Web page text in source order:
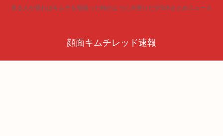
見る人が見ればキムチを頬張った時のように火照りだす5chまとめニュース
顔面キムチレッド速報